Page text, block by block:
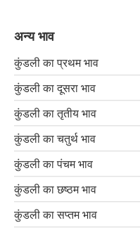
अन्य भाव
कुंडली का प्रथम भाव
कुंडली का दूसरा भाव
कुंडली का तृतीय भाव
कुंडली का चतुर्थ भाव
कुंडली का पंचम भाव
कुंडली का छष्ठम भाव
कुंडली का सप्तम भाव